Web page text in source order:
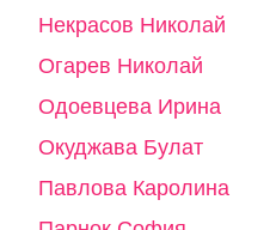
Некрасов Николай
Огарев Николай
Одоевцева Ирина
Окуджава Булат
Павлова Каролина